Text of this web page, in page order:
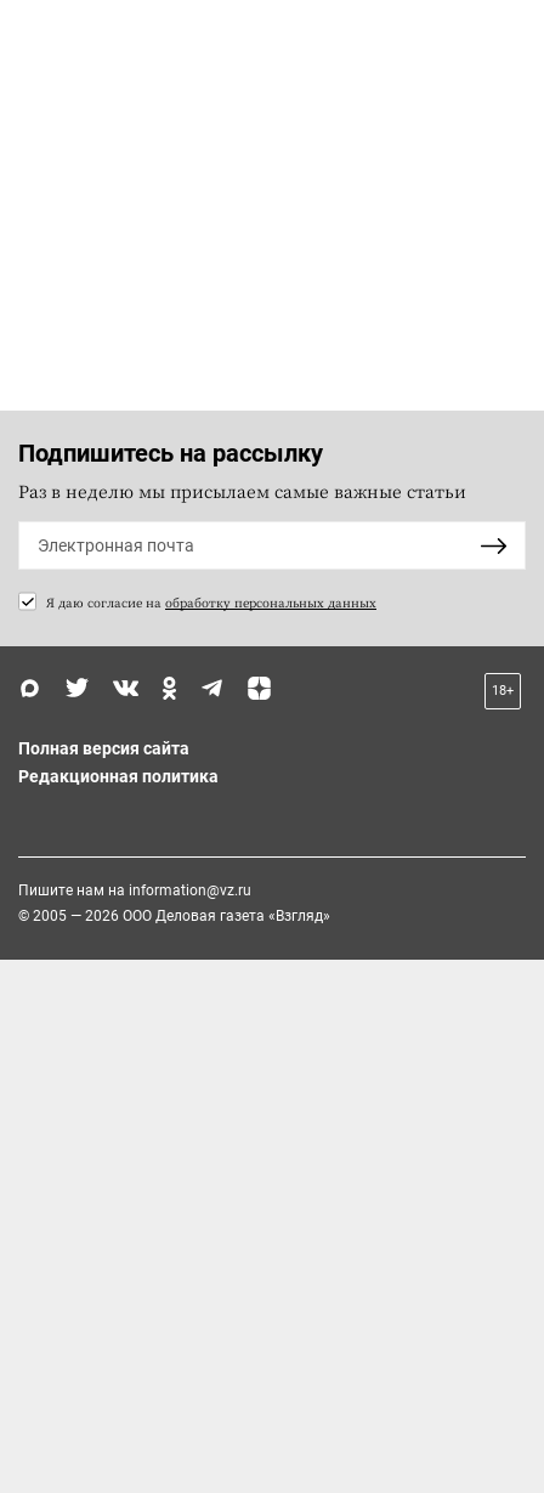
Подпишитесь на рассылку
Раз в неделю мы присылаем самые важные статьи
Я даю согласие на обработку персональных данных
18+
Полная версия сайта
Редакционная политика
Пишите нам на information@vz.ru
© 2005 — 2026 ООО Деловая газета «Взгляд»